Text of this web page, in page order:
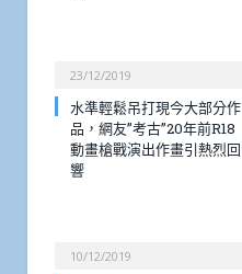
23/12/2019
水準輕鬆吊打現今大部分作
品，網友”考古”20年前R18
動畫槍戰演出作畫引熱烈回
響
10/12/2019